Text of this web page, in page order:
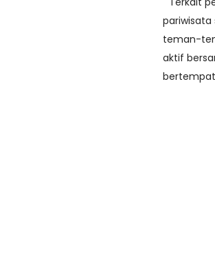
pariwisata
teman-
aktif
bertempat